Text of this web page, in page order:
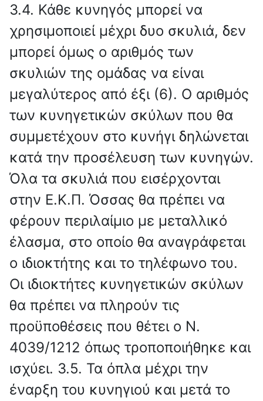
3.4. Κάθε κυνηγός μπορεί να
χρησιμοποιεί μέχρι δυο σκυλιά, δεν
μπορεί όμως ο αριθμός των
σκυλιών της ομάδας να είναι
μεγαλύτερος από έξι (6). Ο αριθμός
των κυνηγετικών σκύλων που θα
συμμετέχουν στο κυνήγι δηλώνεται
κατά την προσέλευση των κυνηγών.
Όλα τα σκυλιά που εισέρχονται
στην Ε.Κ.Π. Όσσας θα πρέπει να
φέρουν περιλαίμιο με μεταλλικό
έλασμα, στο οποίο θα αναγράφεται
ο ιδιοκτήτης και το τηλέφωνο του.
Οι ιδιοκτήτες κυνηγετικών σκύλων
θα πρέπει να πληρούν τις
προϋποθέσεις που θέτει ο Ν.
4039/1212 όπως τροποποιήθηκε και
ισχύει. 3.5. Τα όπλα μέχρι την
έναρξη του κυνηγιού και μετά το